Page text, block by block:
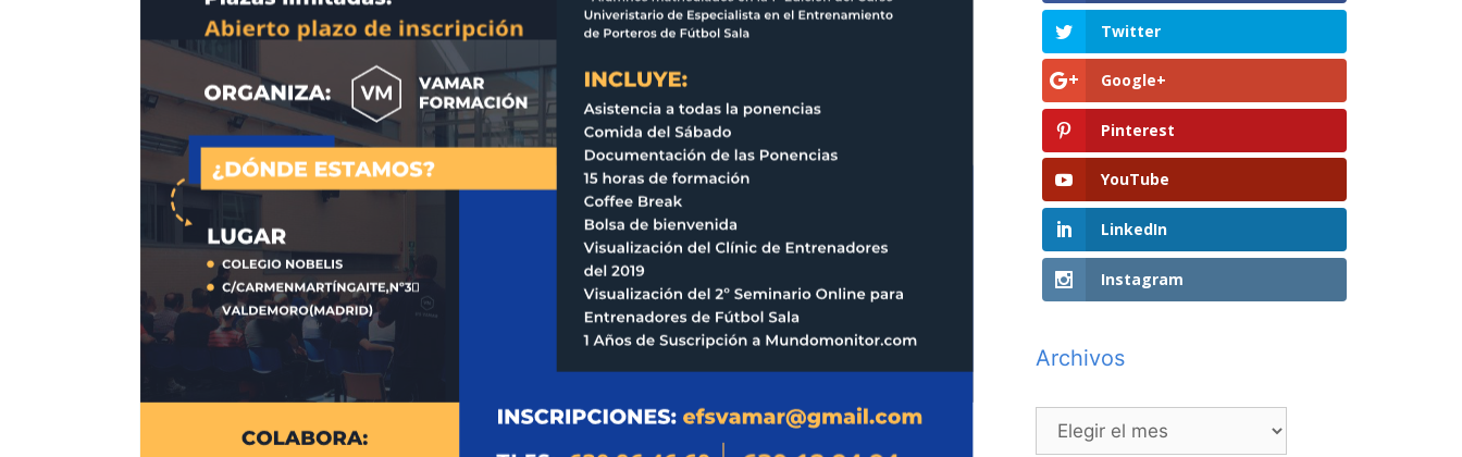
Twitter
Google+
Pinterest
YouTube
LinkedIn
Instagram
Archivos
Archivos